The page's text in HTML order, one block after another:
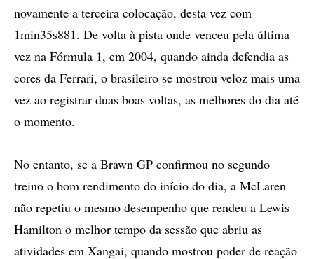
novamente a terceira colocação, desta vez com
1min35s881. De volta à pista onde venceu pela última
vez na Fórmula 1, em 2004, quando ainda defendia as
cores da Ferrari, o brasileiro se mostrou veloz mais uma
vez ao registrar duas boas voltas, as melhores do dia até
o momento.
No entanto, se a Brawn GP confirmou no segundo
treino o bom rendimento do início do dia, a McLaren
não repetiu o mesmo desempenho que rendeu a Lewis
Hamilton o melhor tempo da sessão que abriu as
atividades em Xangai, quando mostrou poder de reação